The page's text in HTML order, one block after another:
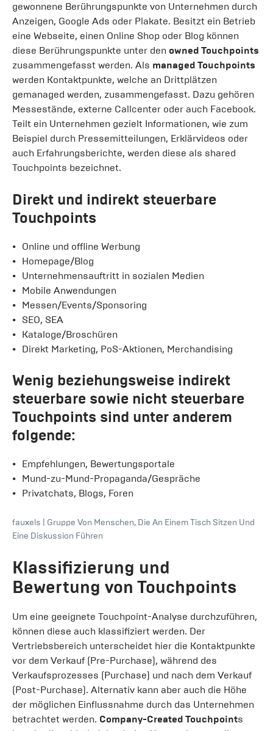
gewonnene Berührungspunkte von Unternehmen durch
Anzeigen, Google Ads oder Plakate. Besitzt ein Betrieb
eine Webseite, einen Online Shop oder Blog können
diese Berührungspunkte unter den owned Touchpoints
zusammengefasst werden. Als managed Touchpoints
werden Kontaktpunkte, welche an Drittplätzen
gemanaged werden, zusammengefasst. Dazu gehören
Messestände, externe Callcenter oder auch Facebook.
Teilt ein Unternehmen gezielt Informationen, wie zum
Beispiel durch Pressemitteilungen, Erklärvideos oder
auch Erfahrungsberichte, werden diese als shared
Touchpoints bezeichnet.
Direkt und indirekt steuerbare
Touchpoints
Online und offline Werbung
Homepage/Blog
Unternehmensauftritt in sozialen Medien
Mobile Anwendungen
Messen/Events/Sponsoring
SEO, SEA
Kataloge/Broschüren
Direkt Marketing, PoS-Aktionen, Merchandising
Wenig beziehungsweise indirekt
steuerbare sowie nicht steuerbare
Touchpoints sind unter anderem
folgende:
Empfehlungen, Bewertungsportale
Mund-zu-Mund-Propaganda/Gespräche
Privatchats, Blogs, Foren
fauxels
Gruppe Von Menschen, Die An Einem Tisch Sitzen Und
Eine Diskussion Führen
Klassifizierung und
Bewertung von Touchpoints
Um eine geeignete Touchpoint-Analyse durchzuführen,
können diese auch klassifiziert werden. Der
Vertriebsbereich unterscheidet hier die Kontaktpunkte
vor dem Verkauf (Pre-Purchase), während des
Verkaufsprozesses (Purchase) und nach dem Verkauf
(Post-Purchase). Alternativ kann aber auch die Höhe
der möglichen Einflussnahme durch das Unternehmen
betrachtet werden. Company-Created Touchpoints